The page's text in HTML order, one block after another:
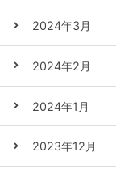
2024年3月
2024年2月
2024年1月
2023年12月